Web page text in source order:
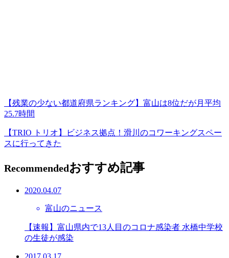
【残業の少ない都道府県ランキング】富山は8位だが月平均
25.7時間
【TRIO トリオ】ビジネス拠点！滑川のコワーキングスペー
スに行ってきた
Recommendedおすすめ記事
2020.04.07
富山のニュース
【速報】富山県内で13人目のコロナ感染者 水橋中学校
の生徒が感染